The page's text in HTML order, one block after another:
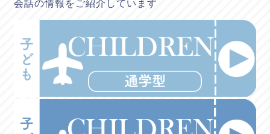
会話の情報をご紹介しています